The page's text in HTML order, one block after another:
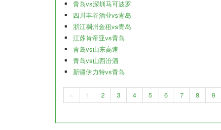
青岛vs深圳马可波罗
四川丰谷酒业vs青岛
浙江稠州金租vs青岛
江苏肯帝亚vs青岛
青岛vs山东高速
青岛vs山西汾酒
新疆伊力特vs青岛
« 1 2 3 4 5 6 7 8 9